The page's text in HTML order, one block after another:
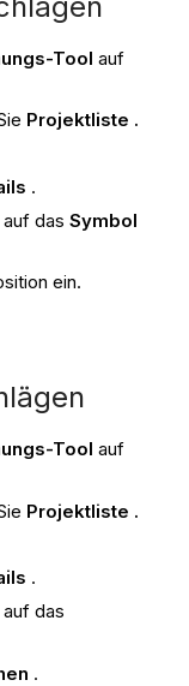
Tool auf
Projektliste .
.
das Symbol
ein.
Tool auf
Projektliste .
.
das
.